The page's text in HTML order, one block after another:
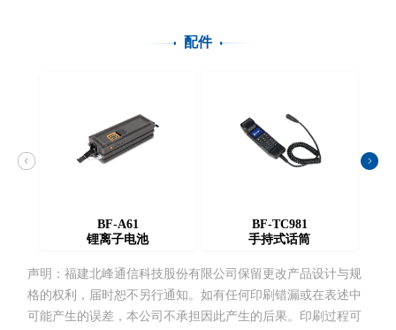
配件
BF-A61
锂离子电池
BF-TC981
手持式话筒
声明：福建北峰通信科技股份有限公司保留更改产品设计与规
格的权利，届时恕不另行通知。如有任何印刷错漏或在表述中
可能产生的误差，本公司不承担因此产生的后果。印刷过程可